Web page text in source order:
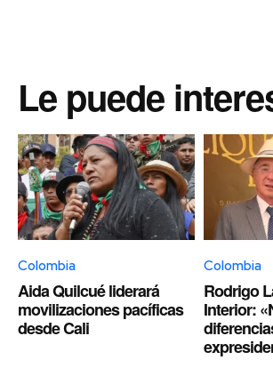
Le puede
Colombia
Aida Quilcué liderará
movilizaciones pacíficas
desde Cali
Colombia
Rodrigo
Interior: